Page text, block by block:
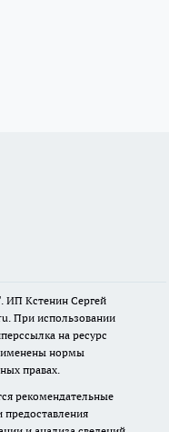
ИП Кстенин Сергей
При использовании
на ресурс
нормы
правах.
рекомендательные